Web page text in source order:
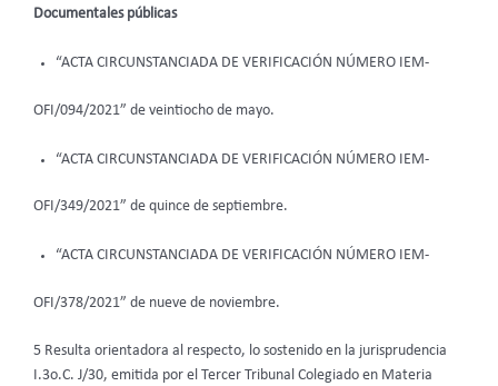
Documentales públicas
“ACTA CIRCUNSTANCIADA DE VERIFICACIÓN NÚMERO IEM-
OFI/094/2021” de veintiocho de mayo.
“ACTA CIRCUNSTANCIADA DE VERIFICACIÓN NÚMERO IEM-
OFI/349/2021” de quince de septiembre.
“ACTA CIRCUNSTANCIADA DE VERIFICACIÓN NÚMERO IEM-
OFI/378/2021” de nueve de noviembre.
5 Resulta orientadora al respecto, lo sostenido en la jurisprudencia
I.3o.C. J/30, emitida por el Tercer Tribunal Colegiado en Materia